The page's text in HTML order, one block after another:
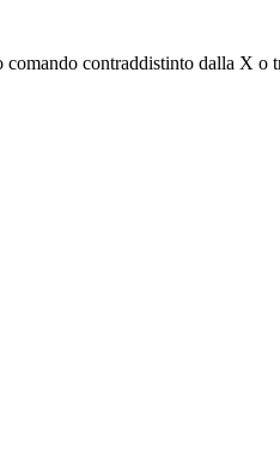
contraddistinto dalla X